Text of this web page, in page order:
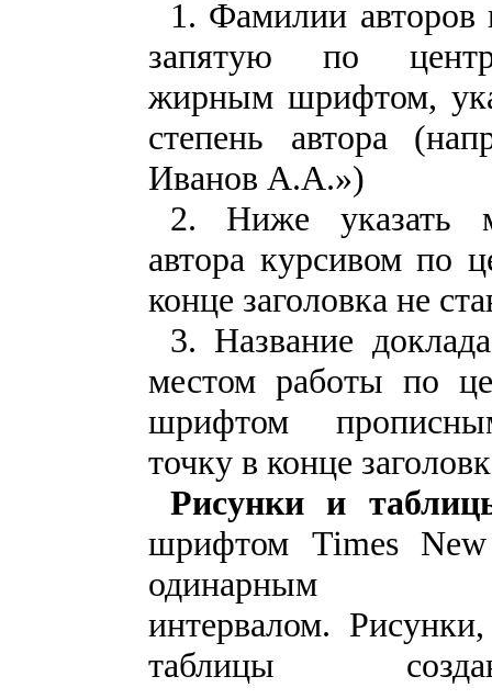
1. Фамилии авторов
запятую по
жирным шрифтом,
степень автора
Иванов А.А.»)
2. Ниже указать
автора курсивом по
конце заголовка не
3. Название
местом работы по
шрифтом
точку в конце
Рисунки и
шрифтом Times
одинарным
интервалом.
таблицы